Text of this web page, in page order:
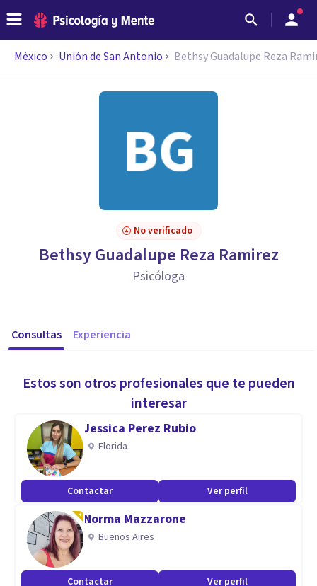
México Unión de San Antonio Bethsy Guadalupe Reza
No verificado
Bethsy Guadalupe Reza Ramirez
Psicóloga
Consultas Experiencia
Estos son otros profesionales que te pueden
interesar
Jessica Perez Rubio
Florida
Contactar Ver perfil
Norma Mazzarone
Buenos Aires
Contactar Ver perfil